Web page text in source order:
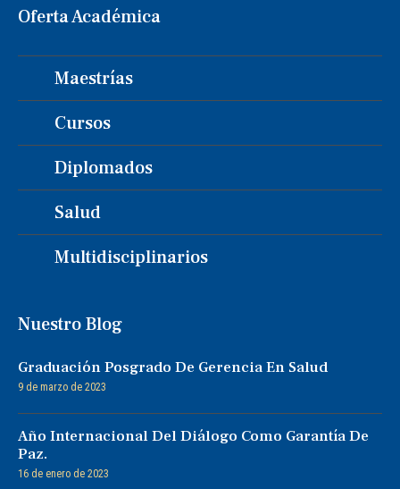
Oferta Académica
Maestrías
Cursos
Diplomados
Salud
Multidisciplinarios
Nuestro Blog
Graduación Posgrado De Gerencia En Salud
9 de marzo de 2023
Año Internacional Del Diálogo Como Garantía De
Paz.
16 de enero de 2023